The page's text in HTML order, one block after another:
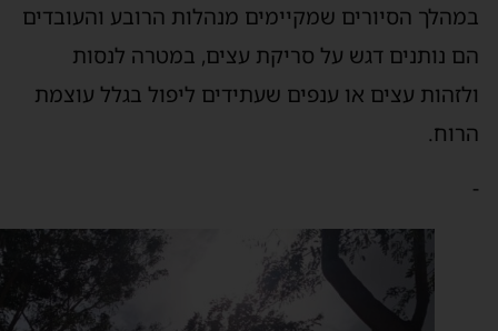
הסיורים שמקיימים מנהלות הרובע והעובדים
נותנים דגש על סריקת עצים, במטרה לנסות
עצים או ענפים שעתידים ליפול בגלל עוצמת